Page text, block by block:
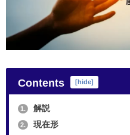
Contents [hide]
1. 解説
2. 現在形